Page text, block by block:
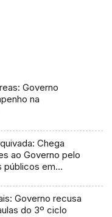
Governo
na
Chega
ao Governo pelo
públicos em
Governo recusa
do 3º ciclo